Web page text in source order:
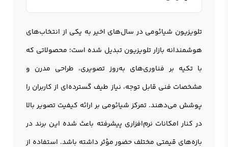
تلویزیون شیائومی در سال‌های اخیر به یکی از انتخاب‌های
هوشمندانه بازار تلویزیون تبدیل شده است؛ محصولاتی که
با تکیه بر فناوری‌های به‌روز تصویری، طراحی مدرن و
مشخصات فنی قابل توجه، نیاز طیف گسترده‌ای از کاربران را
پوشش می‌دهند. تمرکز شیائومی بر ارائه کیفیت تصویر بالا
در کنار امکانات نرم‌افزاری پیشرفته باعث شده این برند در
بازه‌های قیمتی مختلف حضور مؤثر داشته باشد. استفاده از